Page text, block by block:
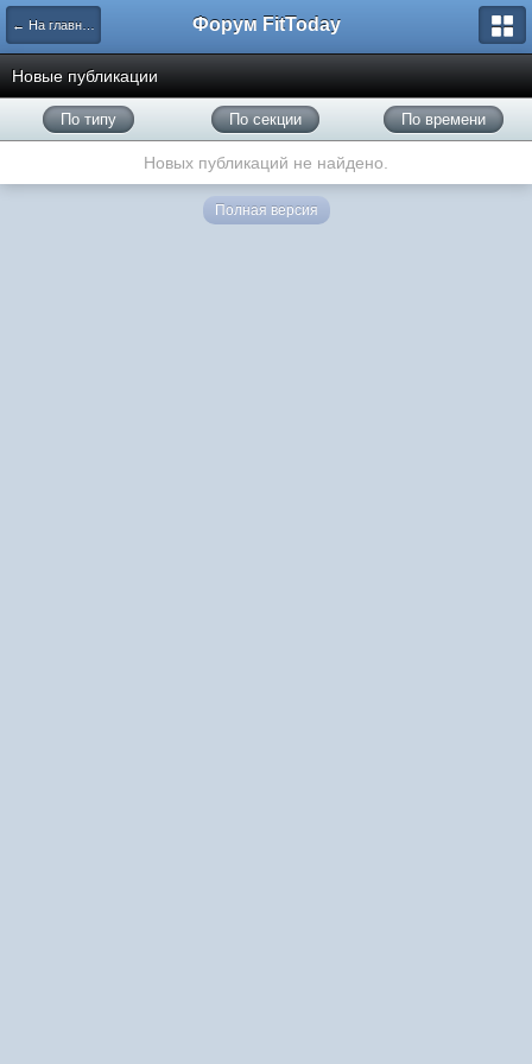
← На главную Форум FitToday
Новые публикации
По типу По секции По времени
Новых публикаций не найдено.
Полная версия